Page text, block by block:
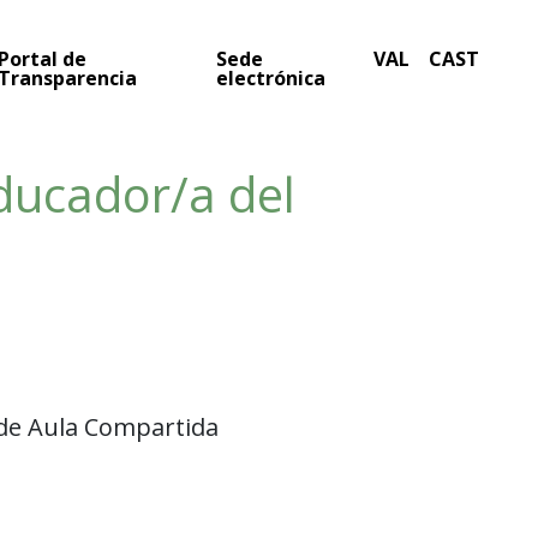
de Sede
electrónica
VAL CAST
a del
Aula Compartida